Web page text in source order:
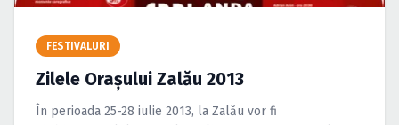
Caută în site...
FESTIVALURI
Zilele Oraşului Zalău 2013
În perioada 25-28 iulie 2013, la Zalău vor fi